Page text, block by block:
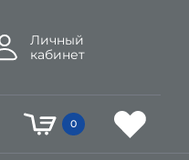
Личный
кабинет
0